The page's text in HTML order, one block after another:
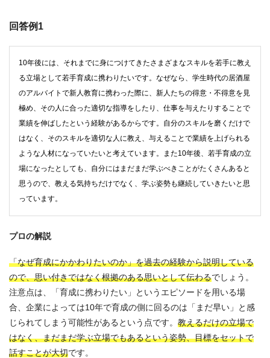
回答例1
10年後には、それまでに身につけてきたさまざまなスキルを若手に教え
る立場として若手育成に携わりたいです。なぜなら、学生時代の居酒屋
のアルバイトで新人教育に携わった際に、新人たちの得意・不得意を見
極め、その人に合った適切な指導をしたり、仕事を与えたりすることで
業績を伸ばしたという経験があるからです。自分のスキルを磨くだけで
はなく、そのスキルを適切な人に教え、与えることで業績を上げられる
ような人材になっていたいと考えています。また10年後、若手育成の立
場になったとしても、自分にはまだまだ学ぶべきことがたくさんあると
思うので、教える気持ちだけでなく、学ぶ姿勢も継続していきたいと思
っています。
プロの解説
「なぜ育成にかかわりたいのか」を過去の経験から説明している
ので、思い付きではなく根拠のある思いとして伝わるでしょう。
注意点は、「育成に携わりたい」というエピソードを用いる場
合、企業によっては10年で育成の側に回るのは「まだ早い」と感
じられてしまう可能性があるという点です。 教えるだけの立場で
はなく、まだまだ学ぶ立場でもあるという姿勢、目標をセットで
話すことが大切です。